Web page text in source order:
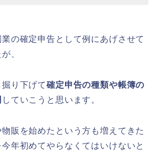
の確定申告として例にあげさせて
、
り下げて確定申告の種類や帳簿の
していこうと思います。
販を始めたという方も増えてきた
年初めてやらなくてはいけないと